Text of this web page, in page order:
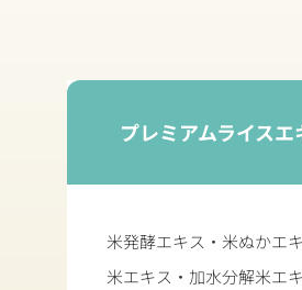
プレミアムライスエ
米発酵エキス・米ぬかエ
米エキス・加水分解米エ